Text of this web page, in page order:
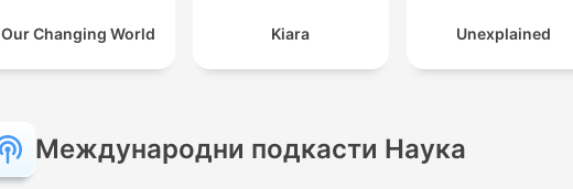
Our Changing World Kiara Unexplained
Международни подкасти Наука